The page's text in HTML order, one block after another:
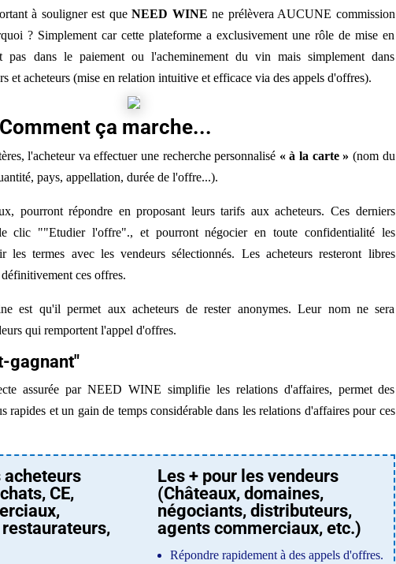
à souligner est queNEED WINE ne prélèvera AUCUNE commission
? Simplement car cette plateforme a exclusivement une rôle de mise en
pas dans le paiement ou l'acheminement du vin mais simplement dans
et acheteurs (mise en relation intuitive et efficace via des appels d'offres).
Comment ça marche...
l'acheteur va effectuer une recherche personnalisé « à la carte » (nom du
pays, appellation, durée de l'offre...).
pourront répondre en proposant leurs tarifs aux acheteurs. Ces derniers
clic ""Etudier l'offre"., et pourront négocier en toute confidentialité les
les termes avec les vendeurs sélectionnés. Les acheteurs resteront libres
ces offres.
est qu'il permet aux acheteurs de rester anonymes. Leur nom ne sera
qui remportent l'appel d'offres.
gagnant"
assurée par NEED WINE simplifie les relations d'affaires, permet des
rapides et un gain de temps considérable dans les relations d'affaires pour ces
acheteurs
CE,
Les + pour les vendeurs
(Châteaux, domaines,
négociants, distributeurs,
agents commerciaux, etc.)
Répondre rapidement à des appels d'offres.